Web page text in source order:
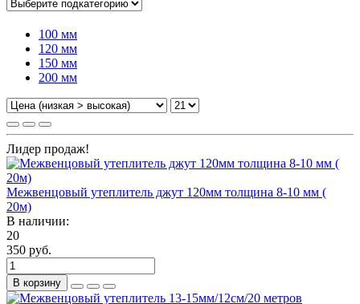
100 мм
120 мм
150 мм
200 мм
Лидер продаж!
Межвенцовый утеплитель джут 120мм толщина 8-10 мм (
20м)
В наличии:
20
350 руб.
В корзину